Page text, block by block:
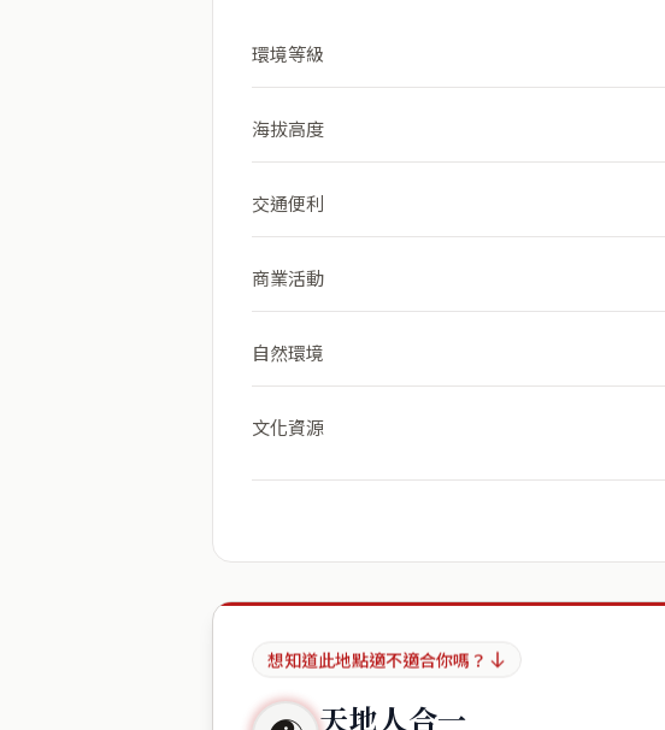
環境等級
海拔高度
交通便利
商業活動
自然環境
文化資源
想知道此地點適不適合你嗎？
天地人合一